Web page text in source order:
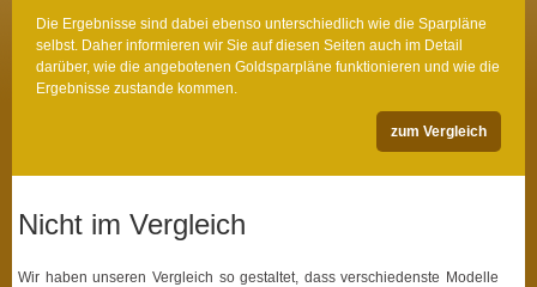
Die Ergebnisse sind dabei ebenso unterschiedlich wie die Sparpläne
selbst. Daher informieren wir Sie auf diesen Seiten auch im Detail
darüber, wie die angebotenen Goldsparpläne funktionieren und wie die
Ergebnisse zustande kommen.
zum Vergleich
Nicht im Vergleich
Wir haben unseren Vergleich so gestaltet, dass verschiedenste Modelle